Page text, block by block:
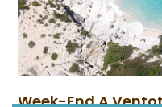
Week-End A